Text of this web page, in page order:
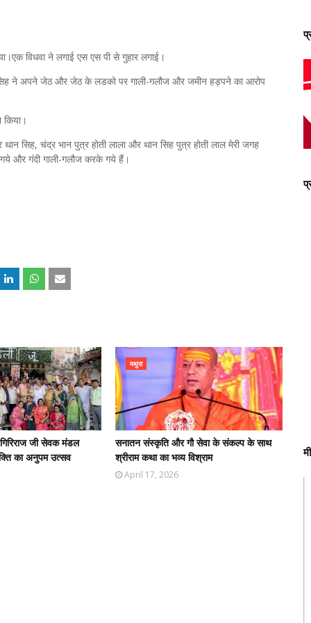
विधवा ने लगाई एस एस पी से गुहार लगाई।
सिह ने अपने जेठ और जेठ के लडको पर गाली-गलौज और जमीन हड़पने का आरोप
सिह, चंद्र भान पुत्र होती लाला और थान सिह पुत्र होती लाल मेरी जगह
और गंदी गाली-गलौज करके गये हैं।
जी सेवक मंडल
का अनुपम उत्सव
मथुरा
सनातन संस्कृति और गौ सेवा के संकल्प के साथ
श्रीराम कथा का भव्य विश्राम
April 17, 2026